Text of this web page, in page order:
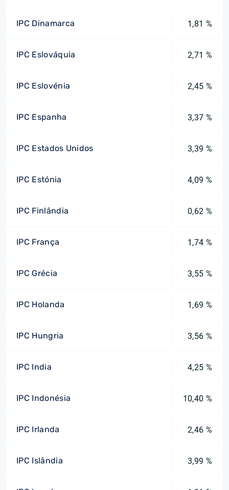
IPC Dinamarca 1,81 %
IPC Eslováquia 2,71 %
IPC Eslovénia 2,45 %
IPC Espanha 3,37 %
IPC Estados Unidos 3,39 %
IPC Estónia 4,09 %
IPC Finlândia 0,62 %
IPC França 1,74 %
IPC Grécia 3,55 %
IPC Holanda 1,69 %
IPC Hungria 3,56 %
IPC India 4,25 %
IPC Indonésia 10,40 %
IPC Irlanda 2,46 %
IPC Islândia 3,99 %